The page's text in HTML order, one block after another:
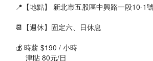
📍【地點】 新北市五股區中興路一段10-1
📆【週休】固定六、日休息
💰 時薪 $190 / 小時
津貼 80元/日